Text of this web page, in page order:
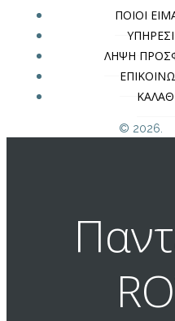
ΠΟΙΟΙ
ΛΗΨΗ
© 2026.